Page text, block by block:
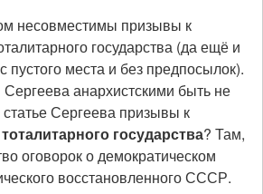
несовместимы призывы к
государства (да ещё и
пустого места и без предпосылок).
анархистскими быть не
статье Сергеева призывы к
государства? Там,
оговорок о демократическом
восстановленного СССР.